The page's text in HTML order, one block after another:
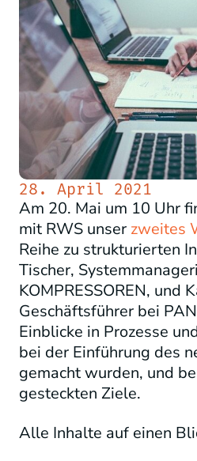
28. April 2021
Am 20. Mai um 10 Uhr
mit RWS unser zweites
Reihe zu strukturierten
Tischer,
KOMPRESSOREN, und
Geschäftsführer bei
Einblicke in Prozesse
bei der Einführung des
gemacht wurden, und
gesteckten Ziele.
Alle Inhalte auf einen